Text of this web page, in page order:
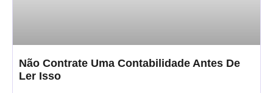
Não Contrate Uma Contabilidade Antes De
Ler Isso